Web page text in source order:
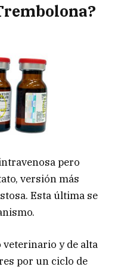
pero
versión más
Esta última se
veterinario y de alta
por un ciclo de